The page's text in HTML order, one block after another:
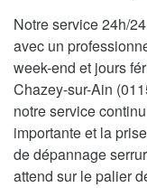
Notre service 24h/
avec un
week-end et jours
Chazey-sur-Ain
notre service
importante et la
de dépannage
attend sur le palier